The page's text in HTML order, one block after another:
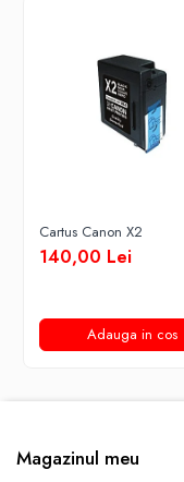
Cartus Canon X2
140,00 Lei
Adauga in cos
Magazinul meu